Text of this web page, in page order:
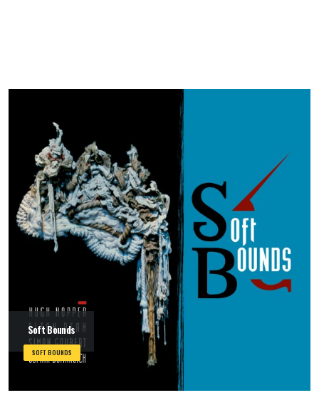
Soft Bounds
SOFT BOUNDS